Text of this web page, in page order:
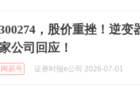
，股价重挫！逆变
家公司回应！
网易号 证券时报e公司 2026-07-01